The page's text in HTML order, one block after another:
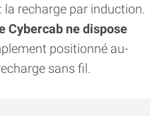
la recharge par induction.
Cybercab ne dispose
positionné au-
sans fil.